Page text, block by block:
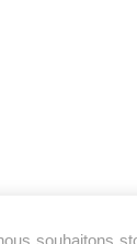
souhaitons